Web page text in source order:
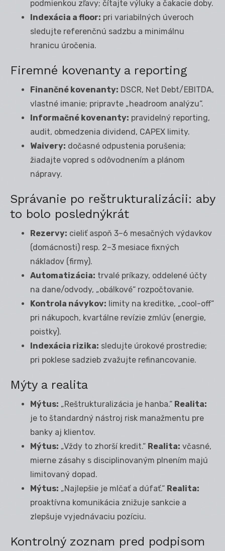
podmienkou zľavy; čítajte výluky a čakacie doby.
Indexácia a floor: pri variabilných úveroch
sledujte referenčnú sadzbu a minimálnu
hranicu úročenia.
Firemné kovenanty a reporting
Finančné kovenanty: DSCR, Net Debt/EBITDA,
vlastné imanie; pripravte „headroom analýzu“.
Informačné kovenanty: pravidelný reporting,
audit, obmedzenia dividend, CAPEX limity.
Waivery: dočasné odpustenia porušenia;
žiadajte vopred s odôvodnením a plánom
nápravy.
Správanie po reštrukturalizácii: aby
to bolo poslednýkrát
Rezervy: cieliť aspoň 3–6 mesačných výdavkov
(domácnosti) resp. 2–3 mesiace fixných
nákladov (firmy).
Automatizácia: trvalé príkazy, oddelené účty
na dane/odvody, „obálkové“ rozpočtovanie.
Kontrola návykov: limity na kreditke, „cool-off“
pri nákupoch, kvartálne revízie zmlúv (energie,
poistky).
Indexácia rizika: sledujte úrokové prostredie;
pri poklese sadzieb zvažujte refinancovanie.
Mýty a realita
Mýtus: „Reštrukturalizácia je hanba.“ Realita:
je to štandardný nástroj risk manažmentu pre
banky aj klientov.
Mýtus: „Vždy to zhorší kredit.“ Realita: včasné,
mierne zásahy s disciplinovaným plnením majú
limitovaný dopad.
Mýtus: „Najlepšie je mlčať a dúfať.“ Realita:
proaktívna komunikácia znižuje sankcie a
zlepšuje vyjednávaciu pozíciu.
Kontrolný zoznam pred podpisom